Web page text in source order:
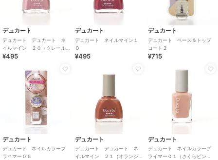
デュカート
デュカート デュカート ネ
イルマイン ２０（クレール
ピンク）
¥495
デュカート
デュカート ネイルマイン１
０
¥495
デュカート
デュカート ベース＆トップ
コート２
¥715
デュカート
デュカート ネイルカラープ
ライマー０６
デュカート
デュカート デュカート ネ
イルマイン ２１（オランジ
デュカート
デュカート ネイルカラープ
ライマー０１（さくらピン